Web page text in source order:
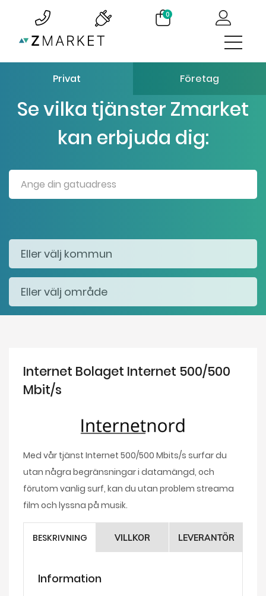
0
Privat Företag
Se vilka tjänster Zmarket
kan erbjuda dig:
Internet Bolaget Internet 500/500
Mbit/s
Med vår tjänst Internet 500/500 Mbits/s surfar du
utan några begränsningar i datamängd, och
förutom vanlig surf, kan du utan problem streama
film och lyssna på musik.
BESKRIVNING VILLKOR LEVERANTÖR
Information